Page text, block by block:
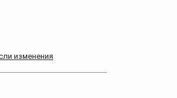
изменения